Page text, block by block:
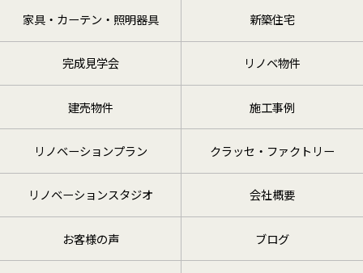
家具・カーテン・照明器具 新築住宅
完成見学会 リノベ物件
建売物件 施工事例
リノベーションプラン クラッセ・ファクトリー
リノベーションスタジオ 会社概要
お客様の声 ブログ